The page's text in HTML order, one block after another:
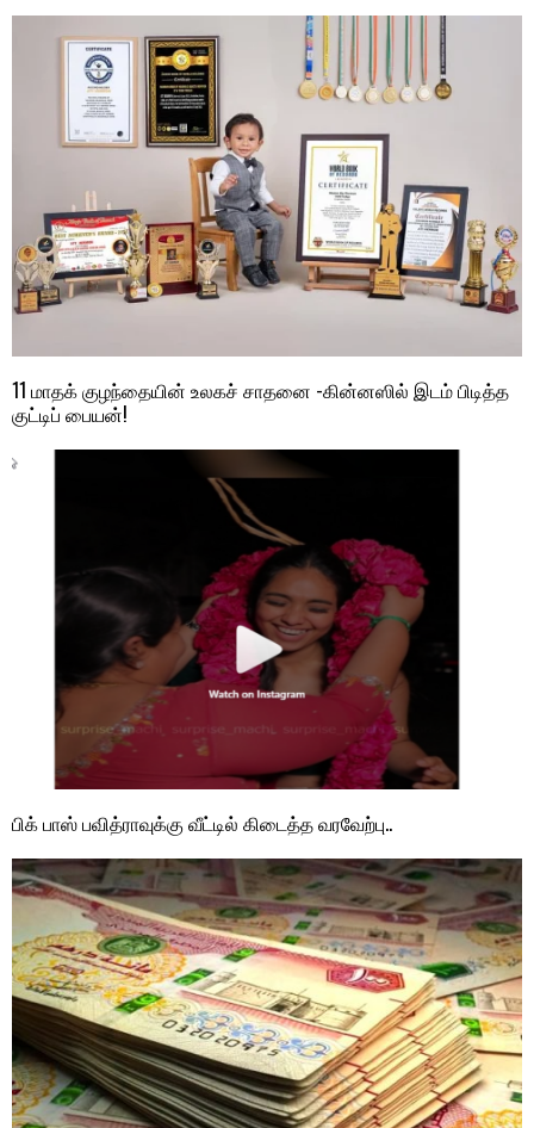
11 மாதக் குழந்தையின் உலகச் சாதனை -கின்னஸில் இடம் பிடித்த
குட்டிப் பையன்!
பிக் பாஸ் பவித்ராவுக்கு வீட்டில் கிடைத்த வரவேற்பு..